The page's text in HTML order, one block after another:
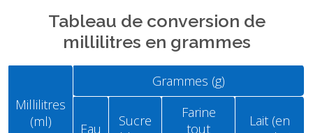
Tableau de conversion de
millilitres en grammes
Millilitres
(ml)
Grammes (g)
Eau
Sucre
Farine
tout
Lait (en